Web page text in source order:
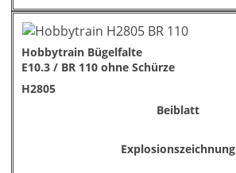
Hobbytrain Bügelfalte
E10.3 / BR 110 ohne Schürze
H2805
Beiblatt
Explosionszeichnung